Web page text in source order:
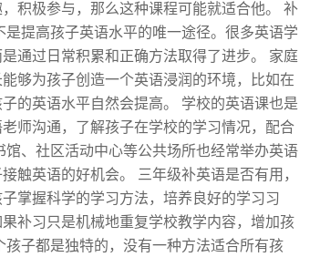
积极参与，那么这种课程可能就适合他。 补
提高孩子英语水平的唯一途径。很多英语学
通过日常积累和正确方法取得了进步。 家庭
够为孩子创造一个英语浸润的环境，比如在
的英语水平自然会提高。 学校的英语课也是
师沟通，了解孩子在学校的学习情况，配合
、社区活动中心等公共场所也经常举办英语
触英语的好机会。 三年级补英语是否有用，
掌握科学的学习方法，培养良好的学习习
补习只是机械地重复学校教学内容，增加孩
子都是独特的，没有一种方法适合所有孩